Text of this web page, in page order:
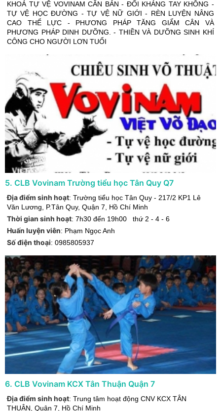
KHOÁ TỰ VỆ VOVINAM CĂN BẢN - ĐỐI KHÁNG TAY KHÔNG -
TỰ VỆ HỌC ĐƯỜNG - TỰ VỆ NỮ GIỚI - RÈN LUYỆN NÂNG
CAO THỂ LỰC - PHƯƠNG PHÁP TĂNG GIẨM CÂN VÀ
PHƯƠNG PHÁP DINH DƯỠNG. - THIỀN VÀ DƯỠNG SINH KHÍ
CÔNG CHO NGƯỜI LƠN TUỔI
5. CLB Vovinam Trường tiểu học Tân Quy Q7
Địa điểm sinh hoạt: Trường tiểu học Tân Quy - 217/2 KP1 Lê
Văn Lương, P.Tân Quy, Quận 7 Hồ Chí Minh
Thời gian sinh hoạt: 7h30 đến 19h00 thứ 2 - 4 - 6
Huấn luyện viên: Phạm Ngọc Anh
Số điện thoại: 0985805937
6. CLB Vovinam KCX Tân Thuận Quận 7
Địa điểm sinh hoạt: Trung tâm hoạt động CNV KCX TÂN
THUẬN Quận 7 Hồ Chí Minh